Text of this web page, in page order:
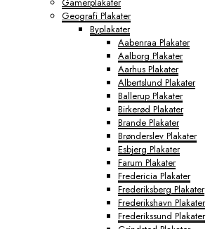
Geografi Plakater
Byplakater
Aabenraa Plakater
Aalborg Plakater
Aarhus Plakater
Albertslund Plakater
Ballerup Plakater
Birkerød Plakater
Brande Plakater
Brønderslev Plakater
Esbjerg Plakater
Farum Plakater
Fredericia Plakater
Frederiksberg Plakater
Frederikshavn Plakater
Frederikssund Plakater